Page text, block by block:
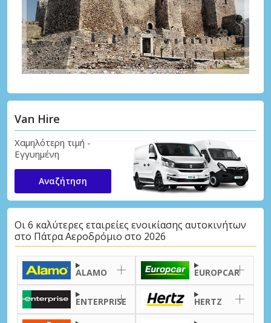
Van Hire
Χαμηλότερη τιμή -
Εγγυημένη
Αναζήτηση
Οι 6 καλύτερες εταιρείες ενοικίασης αυτοκινήτων
στο Πάτρα Αεροδρόμιο στο 2026
ALAMO EUROPCAR
ENTERPRISE HERTZ